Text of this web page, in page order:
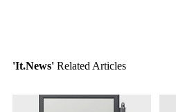
'It.News' Related Articles